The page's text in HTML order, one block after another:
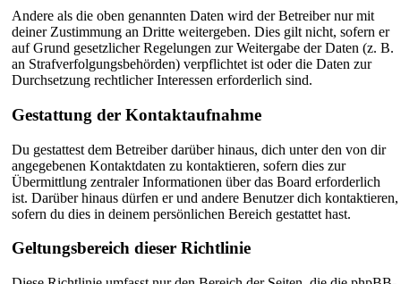
Andere als die oben genannten Daten wird der Betreiber nur mit
deiner Zustimmung an Dritte weitergeben. Dies gilt nicht, sofern er
auf Grund gesetzlicher Regelungen zur Weitergabe der Daten (z. B.
an Strafverfolgungsbehörden) verpflichtet ist oder die Daten zur
Durchsetzung rechtlicher Interessen erforderlich sind.
Gestattung der Kontaktaufnahme
Du gestattest dem Betreiber darüber hinaus, dich unter den von dir
angegebenen Kontaktdaten zu kontaktieren, sofern dies zur
Übermittlung zentraler Informationen über das Board erforderlich
ist. Darüber hinaus dürfen er und andere Benutzer dich kontaktieren,
sofern du dies in deinem persönlichen Bereich gestattet hast.
Geltungsbereich dieser Richtlinie